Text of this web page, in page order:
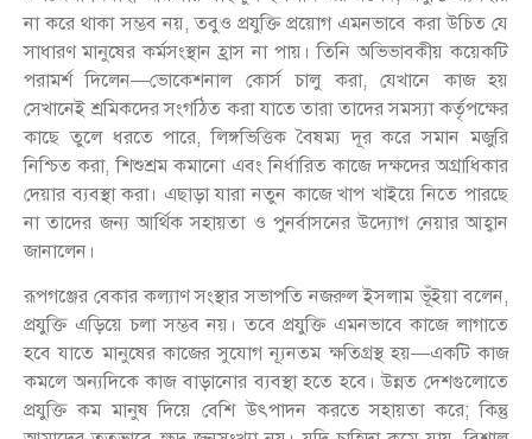
না করে থাকা সম্ভব নয়, তবুও প্রযুক্তি প্রয়োগ এমনভাবে করা উচিত যে
সাধারণ মানুষের কর্মসংস্থান হ্রাস না পায়। তিনি অভিভাবকীয় কয়েকটি
পরামর্শ দিলেন—ভোকেশনাল কোর্স চালু করা, যেখানে কাজ হয়
সেখানেই শ্রমিকদের সংগঠিত করা যাতে তারা তাদের সমস্যা কর্তৃপক্ষের
কাছে তুলে ধরতে পারে, লিঙ্গভিত্তিক বৈষম্য দূর করে সমান মজুরি
নিশ্চিত করা, শিশুশ্রম কমানো এবং নির্ধারিত কাজে দক্ষদের অগ্রাধিকার
দেয়ার ব্যবস্থা করা। এছাড়া যারা নতুন কাজে খাপ খাইয়ে নিতে পারছে
না তাদের জন্য আর্থিক সহায়তা ও পুনর্বাসনের উদ্যোগ নেয়ার আহ্বান
জানালেন।
রূপগঞ্জের বেকার কল্যাণ সংস্থার সভাপতি নজরুল ইসলাম ভূঁইয়া বলেন,
প্রযুক্তি এড়িয়ে চলা সম্ভব নয়। তবে প্রযুক্তি এমনভাবে কাজে লাগাতে
হবে যাতে মানুষের কাজের সুযোগ ন্যূনতম ক্ষতিগ্রস্থ হয়—একটি কাজ
কমলে অন্যদিকে কাজ বাড়ানোর ব্যবস্থা হতে হবে। উন্নত দেশগুলোতে
প্রযুক্তি কম মানুষ দিয়ে বেশি উৎপাদন করতে সহায়তা করে; কিন্তু